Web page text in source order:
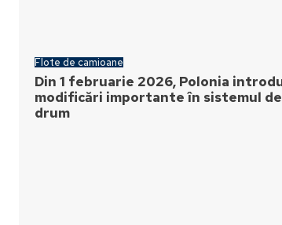
Flote de camioane
Din 1 februarie 2026, Polonia
modificări importante în sistemul
drum